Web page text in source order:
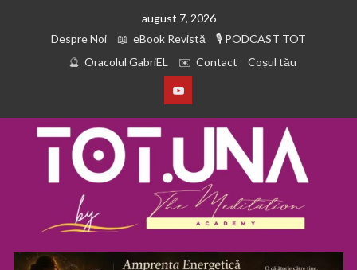
august 7, 2026
Despre Noi
eBook Revistă
PODCAST TOT
Oracolul GabriEL
Contact Coșul tău